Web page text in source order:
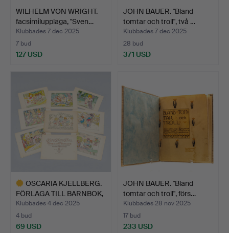
WILHELM VON WRIGHT.
facsimilupplaga, "Sven…
Klubbades 7 dec 2025
7 bud
127 USD
JOHN BAUER. "Bland
tomtar och troll", två …
Klubbades 7 dec 2025
28 bud
371 USD
OSCARIA KJELLBERG.
FÖRLAGA TILL BARNBOK,
"…
Klubbades 4 dec 2025
4 bud
69 USD
JOHN BAUER. "Bland
tomtar och troll", förs…
Klubbades 28 nov 2025
17 bud
233 USD